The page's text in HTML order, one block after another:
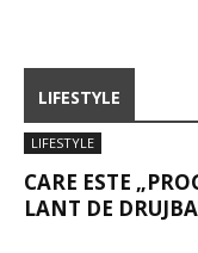
LIFESTYLE
LIFESTYLE
CARE ESTE
LANT DE